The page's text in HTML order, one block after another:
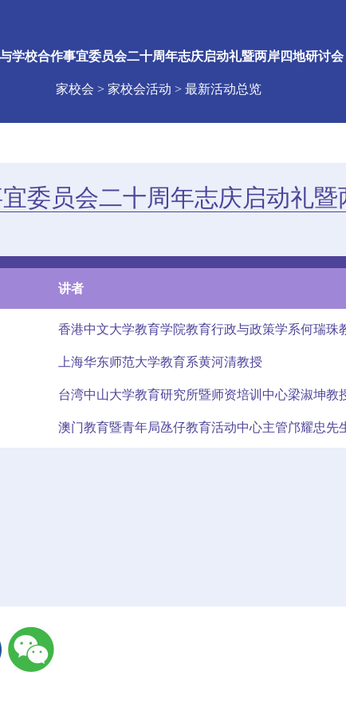
学校合作事宜委员会二十周年志庆启动礼暨两岸四地研讨会
家校会 > 家校会活动 > 最新活动总览
委员会二十周年志庆启动礼
讲者
香港中文大学教育学院教育行政与政策学系何瑞珠
上海华东师范大学教育系黄河清教授
台湾中山大学教育研究所暨师资培训中心梁淑坤教
澳门教育暨青年局氹仔教育活动中心主管邝耀忠先